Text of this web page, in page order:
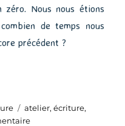
Nous nous étions
de temps nous
précédent ?
Étiquettes
atelier,écriture,
sur